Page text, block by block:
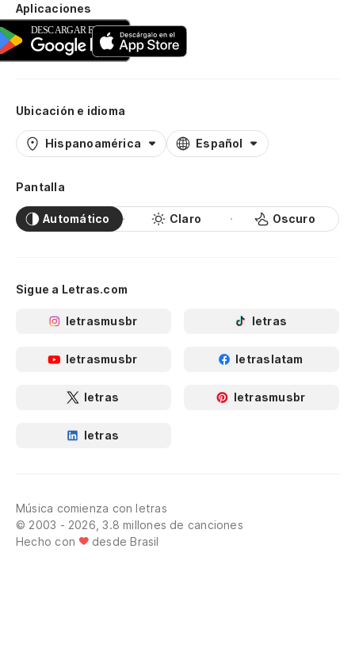
Aplicaciones
Ubicación e idioma
Hispanoamérica Español
Pantalla
Automático Claro Oscuro
Sigue a Letras.com
letrasmusbr letras
letrasmusbr letraslatam
letras letrasmusbr
letras
Música comienza con letras
© 2003 - 2026, 3.8 millones de canciones
Hecho con
desde Brasil